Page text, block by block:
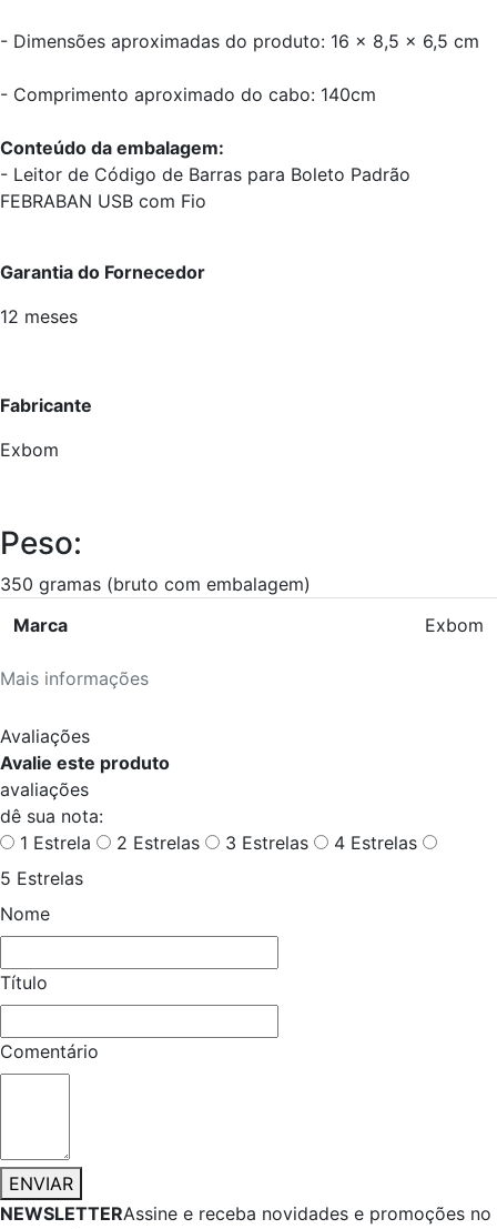
- Dimensões aproximadas do produto: 16 x 8,5 x 6,5 cm
- Comprimento aproximado do cabo: 140cm
Conteúdo da embalagem:
- Leitor de Código de Barras para Boleto Padrão
FEBRABAN USB com Fio
Garantia do Fornecedor
12 meses
Fabricante
Exbom
Peso:
350 gramas (bruto com embalagem)
Mais informações
Marca Exbom
Avaliações
Avalie este produto
avaliações
dê sua nota:
1 Estrela
2 Estrelas 3 Estrelas
4 Estrelas
5 Estrelas
Nome
Título
Comentário
ENVIAR
NEWSLETTERAssine e receba novidades e promoções no